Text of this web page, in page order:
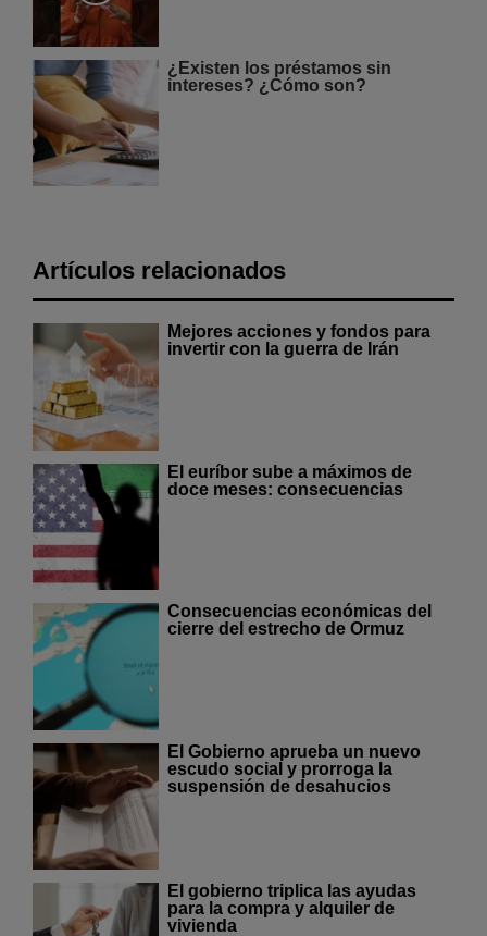
¿Existen los préstamos sin
intereses? ¿Cómo son?
Artículos relacionados
Mejores acciones y fondos para
invertir con la guerra de Irán
El euríbor sube a máximos de
doce meses: consecuencias
Consecuencias económicas del
cierre del estrecho de Ormuz
El Gobierno aprueba un nuevo
escudo social y prorroga la
suspensión de desahucios
El gobierno triplica las ayudas
para la compra y alquiler de
vivienda